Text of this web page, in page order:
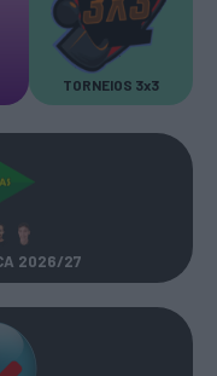
TORNEIOS 3x3
2026/27